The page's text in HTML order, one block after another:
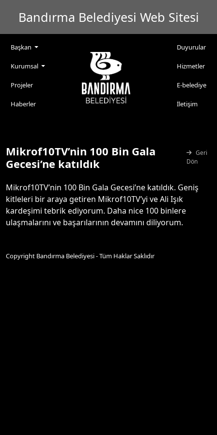
Bandırma Belediyesi Web Sitesi
Başkan
Kurumsal
Projeler
Haberler
Duyurular
Hizmetler
E-belediye
İletişim
Mikrof10TV’nin 100 Bin Gala
Gecesi’ne katıldık
Geri
Dön
Mikrof10TV’nin 100 Bin Gala Gecesi’ne katıldık. Geniş
kitleleri bir araya getiren Mikrof10TV’yi ve Ali Işık
kardeşimi tebrik ediyorum. Daha nice 100 binlere
ulaşmalarını ve başarılarının devamını diliyorum.
Copyright Bandırma Belediyesi - Tüm Haklar Saklıdır